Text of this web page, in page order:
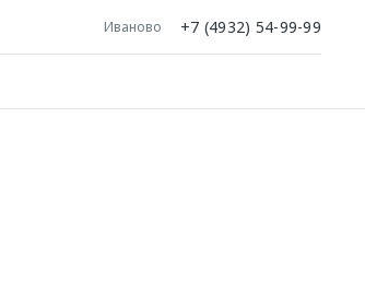
Иваново +7 (4932) 54-99-99